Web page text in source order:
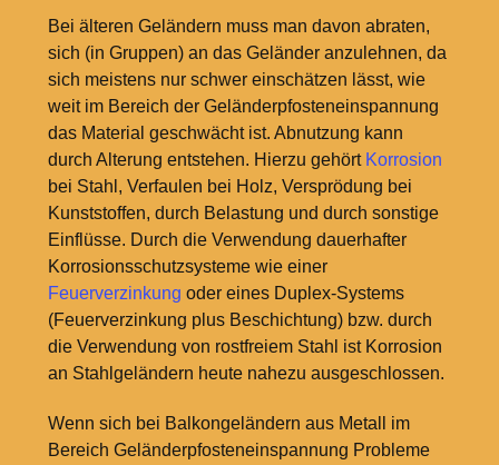
Bei älteren Geländern muss man davon abraten,
sich (in Gruppen) an das Geländer anzulehnen, da
sich meistens nur schwer einschätzen lässt, wie
weit im Bereich der Geländerpfosteneinspannung
das Material geschwächt ist. Abnutzung kann
durch Alterung entstehen. Hierzu gehört Korrosion
bei Stahl, Verfaulen bei Holz, Versprödung bei
Kunststoffen, durch Belastung und durch sonstige
Einflüsse. Durch die Verwendung dauerhafter
Korrosionsschutzsysteme wie einer
Feuerverzinkung oder eines Duplex-Systems
(Feuerverzinkung plus Beschichtung) bzw. durch
die Verwendung von rostfreiem Stahl ist Korrosion
an Stahlgeländern heute nahezu ausgeschlossen.
Wenn sich bei Balkongeländern aus Metall im
Bereich Geländerpfosteneinspannung Probleme